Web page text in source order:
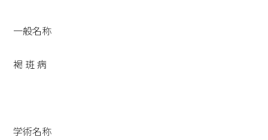
一般名称
褐 斑 病
学術名称